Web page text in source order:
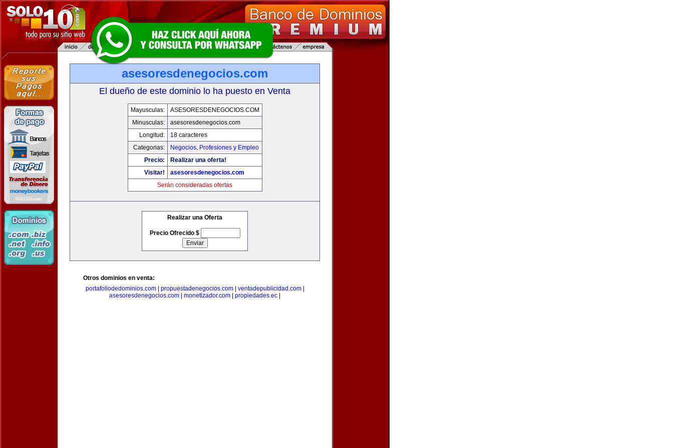
asesoresdenegocios.com
El dueño de este dominio lo ha puesto en Venta
Mayusculas:
ASESORESDENEGOCIOS.COM
Minusculas:
asesoresdenegocios.com
Longitud:
18 caracteres
Categorias:
Negocios, Profesiones y Empleo
Precio:
Realizar una oferta!
Visitar!
asesoresdenegocios.com
Serán consideradas ofertas
Realizar una Oferta
Precio Ofrecido $
Otros dominios en venta:
portafoliodedominios.com| propuestadenegocios.com| ventadepublicidad.com|
asesoresdenegocios.com
monetizador.com propiedades.ec